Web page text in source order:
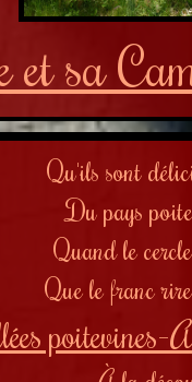
et sa
Qu'ils sont
Du pays
Quand le
Que le franc